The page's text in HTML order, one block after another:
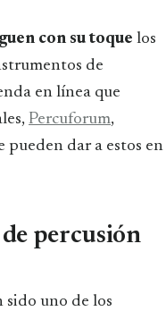
con su toque los
de
en línea que
Percuforum,
pueden dar a estos en
percusión
sido uno de los